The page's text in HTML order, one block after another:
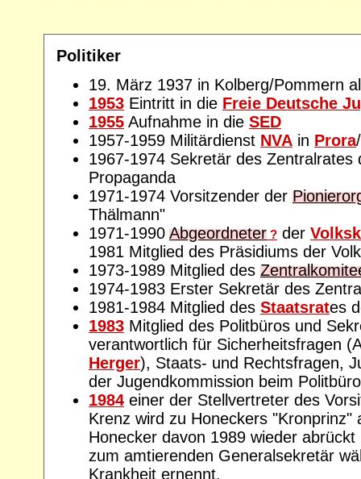
Politiker
19. März 1937 in Kolberg/Pommern
1953 Eintritt in die Freie Deutsche
1955 Aufnahme in die SED
1957-1959 Militärdienst NVA in Prora/
1967-1974 Sekretär des
Propaganda
1971-1974 Vorsitzender der
Thälmann"
1971-1990 Abgeordneter ? der
1981 Mitglied des Präsidiums der
1973-1989 Mitglied des
1974-1983 Erster Sekretär des
1981-1984 Mitglied des Staatsrates
1983 Mitglied des Politbüros und
verantwortlich für Sicherheitsfragen
Herger), Staats- und Rechtsfragen,
der Jugendkommission beim Politbüro
1984 einer der Stellvertreter des
Krenz wird zu Honeckers "Kronprinz"
Honecker davon 1989 wieder
zum amtierenden Generalsekretär
Krankheit ernennt.